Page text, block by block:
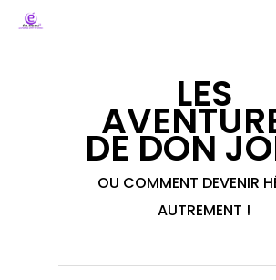
Hit enter to search or ESC to
LES
DE DON
OU COMMENT DEVENIR
AUTREMENT !